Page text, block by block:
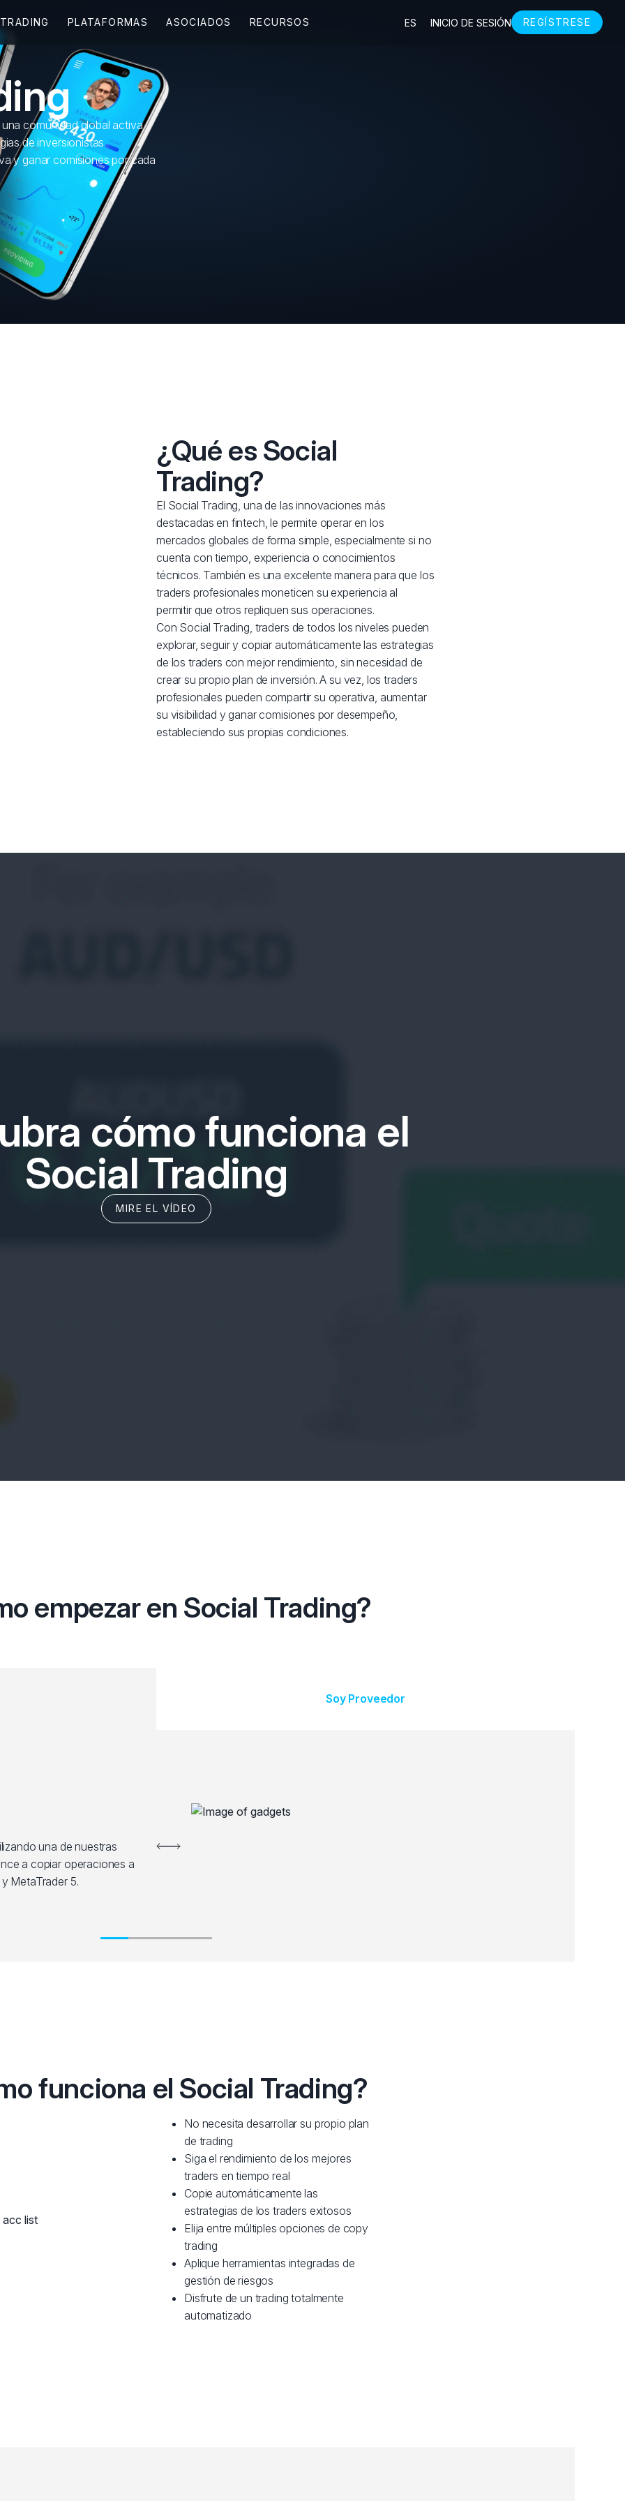
comunidad global activa
de inversionistas
y ganar comisiones por cada
¿Qué es Social
Trading?
El Social Trading, una de las innovaciones más
destacadas en fintech, le permite operar en los
mercados globales de forma simple, especialmente si no
cuenta con tiempo, experiencia o conocimientos
técnicos. También es una excelente manera para que los
traders profesionales moneticen su experiencia al
permitir que otros repliquen sus operaciones.
Con Social Trading, traders de todos los niveles pueden
explorar, seguir y copiar automáticamente las estrategias
de los traders con mejor rendimiento, sin necesidad de
crear su propio plan de inversión. A su vez, los traders
profesionales pueden compartir su operativa, aumentar
su visibilidad y ganar comisiones por desempeño,
estableciendo sus propias condiciones.
cómo funciona el
Social Trading
MIRE EL VÍDEO
empezar en Social Trading?
Soy Proveedor
una de nuestras
a copiar operaciones a
MetaTrader 5.
funciona el Social Trading?
No necesita desarrollar su propio plan
de trading
Siga el rendimiento de los mejores
traders en tiempo real
Copie automáticamente las
estrategias de los traders exitosos
Elija entre múltiples opciones de copy
trading
Aplique herramientas integradas de
gestión de riesgos
Disfrute de un trading totalmente
automatizado